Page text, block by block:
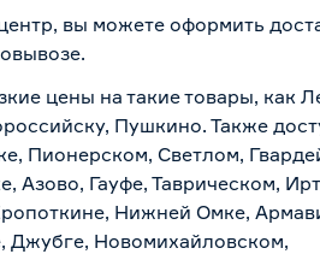
вы можете оформить
.
цены на такие товары, как
Пушкино. Также
Пионерском, Светлом,
Азово, Гауфе, Таврическом,
Нижней Омке,
Джубге, Новомихайловском,